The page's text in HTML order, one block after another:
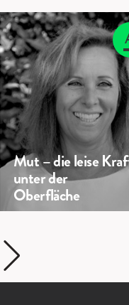
Mut – die leise
unter der
Oberfläche